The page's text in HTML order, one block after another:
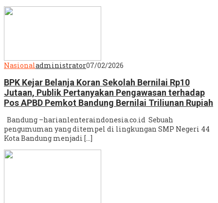
Nasionaladministrator07/02/2026
BPK Kejar Belanja Koran Sekolah Bernilai Rp10
Jutaan, Publik Pertanyakan Pengawasan terhadap
Pos APBD Pemkot Bandung Bernilai Triliunan Rupiah
Bandung –harianlenteraindonesia.co.id Sebuah
pengumuman yang ditempel di lingkungan SMP Negeri 44
Kota Bandung menjadi […]